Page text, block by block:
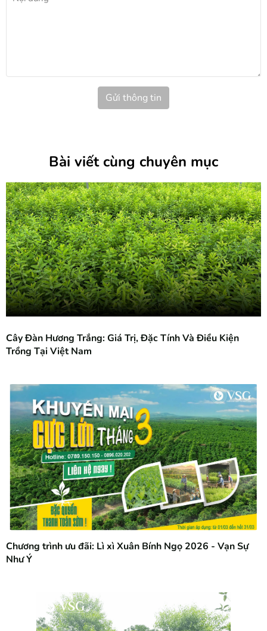
Gửi thông tin
Bài viết cùng chuyên mục
Cây Đàn Hương Trắng: Giá Trị, Đặc Tính Và Điều Kiện
Trồng Tại Việt Nam
Chương trình ưu đãi: Lì xì Xuân Bính Ngọ 2026 - Vạn Sự
Như Ý